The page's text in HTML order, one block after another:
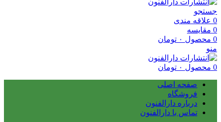
جستجو
0 علاقه مندی
0 مقایسه
0 محصول ۰ تومان
منو
0 محصول ۰ تومان
صفحه اصلی
فروشگاه
درباره دارالفنون
تماس با دارالفنون